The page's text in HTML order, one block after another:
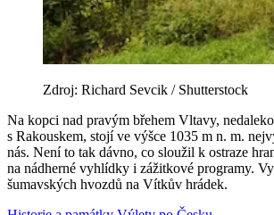
Zdroj: Richard Sevcik / Shutterstock
Na kopci nad pravým břehem Vltavy,
s Rakouskem, stojí ve výšce 1035 m n. m.
nás. Není to tak dávno, co sloužil k ostraze
na nádherné vyhlídky i zážitkové programy.
šumavských hvozdů na Vítkův hrádek.